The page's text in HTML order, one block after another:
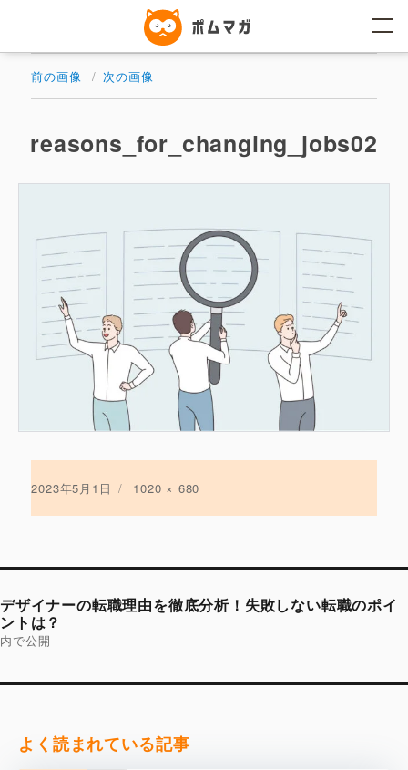
ン
前の画像 次の画像
reasons_for_changing_jobs02
投
2023年5月1日
フ
ズ
1020 × 680
投
ナ
ビ
ゲ
ー
ョ
デザイナーの転職理由を徹底分析！失敗しない転職のポイ
ントは？
内で公開
よく読まれている記事